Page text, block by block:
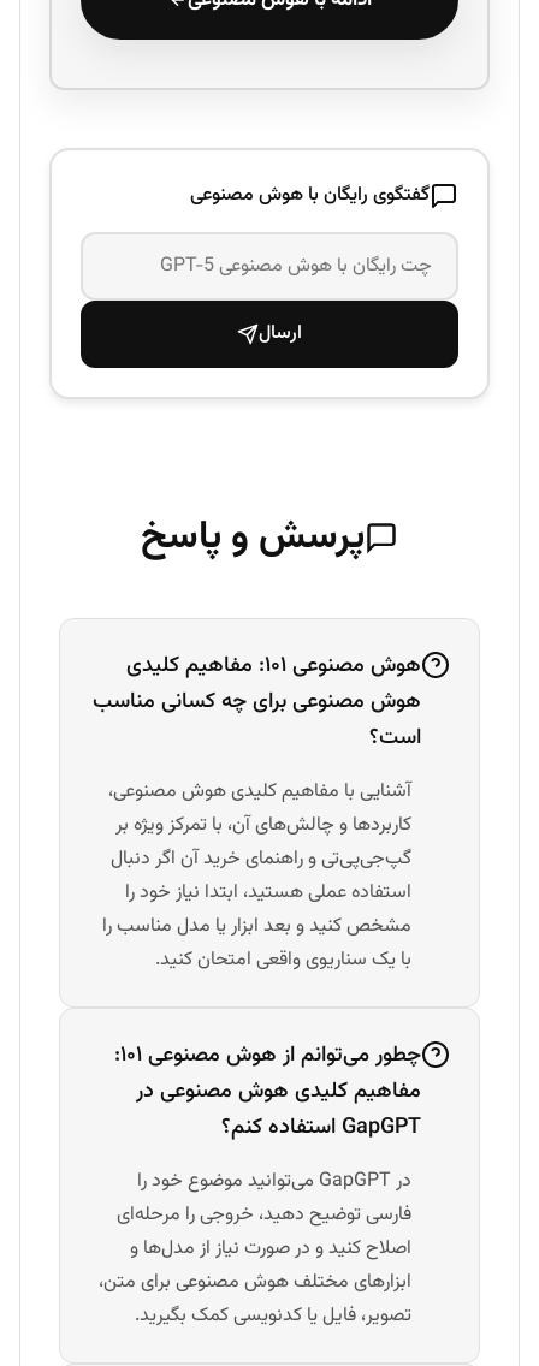
گفتگوی رایگان با هوش مصنوعی
ارسال
پرسش و پاسخ
هوش مصنوعی ۱۰۱: مفاهیم کلیدی
هوش مصنوعی برای چه کسانی مناسب
است؟
آشنایی با مفاهیم کلیدی هوش مصنوعی،
کاربردها و چالش‌های آن، با تمرکز ویژه بر
گپ‌جی‌پی‌تی و راهنمای خرید آن اگر دنبال
استفاده عملی هستید، ابتدا نیاز خود را
مشخص کنید و بعد ابزار یا مدل مناسب را
با یک سناریوی واقعی امتحان کنید.
چطور می‌توانم از هوش مصنوعی ۱۰۱:
مفاهیم کلیدی هوش مصنوعی در
GapGPT استفاده کنم؟
در GapGPT می‌توانید موضوع خود را
فارسی توضیح دهید، خروجی را مرحله‌ای
اصلاح کنید و در صورت نیاز از مدل‌ها و
ابزارهای مختلف هوش مصنوعی برای متن،
تصویر، فایل یا کدنویسی کمک بگیرید.